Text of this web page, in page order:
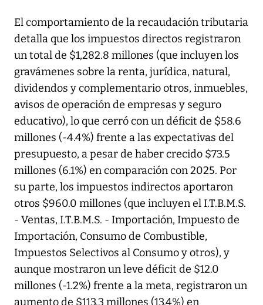
El comportamiento de la recaudación tributaria
detalla que los impuestos directos registraron
un total de $1,282.8 millones (que incluyen los
gravámenes sobre la renta, jurídica, natural,
dividendos y complementario otros, inmuebles,
avisos de operación de empresas y seguro
educativo), lo que cerró con un déficit de $58.6
millones (-4.4%) frente a las expectativas del
presupuesto, a pesar de haber crecido $73.5
millones (6.1%) en comparación con 2025. Por
su parte, los impuestos indirectos aportaron
otros $960.0 millones (que incluyen el I.T.B.M.S.
- Ventas, I.T.B.M.S. - Importación, Impuesto de
Importación, Consumo de Combustible,
Impuestos Selectivos al Consumo y otros), y
aunque mostraron un leve déficit de $12.0
millones (-1.2%) frente a la meta, registraron un
aumento de $113.3 millones (13.4%) en